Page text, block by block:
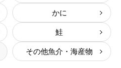
かに
鮭
その他魚介・海産物